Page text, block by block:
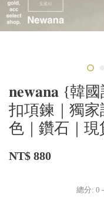
𝐧𝐞𝐰𝐚𝐧𝐚 {韓
扣項鍊｜獨
色｜鑽石｜現
NT$ 880
總分: 0 -